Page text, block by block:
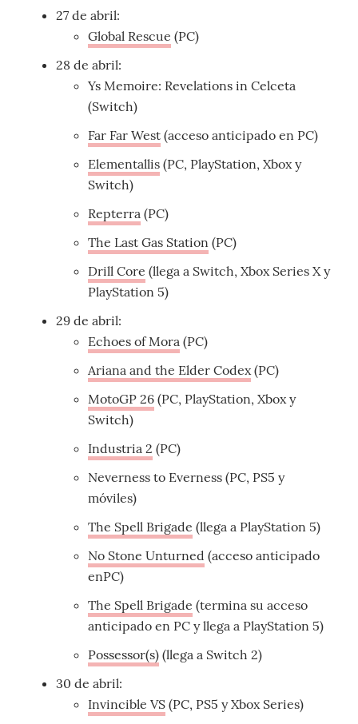
27 de abril:
Global Rescue (PC)
28 de abril:
Ys Memoire: Revelations in Celceta
(Switch)
Far Far West (acceso anticipado en PC)
Elementallis (PC, PlayStation, Xbox y
Switch)
Repterra (PC)
The Last Gas Station (PC)
Drill Core (llega a Switch, Xbox Series X y
PlayStation 5)
29 de abril:
Echoes of Mora (PC)
Ariana and the Elder Codex (PC)
MotoGP 26 (PC, PlayStation, Xbox y
Switch)
Industria 2 (PC)
Neverness to Everness (PC, PS5 y
móviles)
The Spell Brigade (llega a PlayStation 5)
No Stone Unturned (acceso anticipado
enPC)
The Spell Brigade (termina su acceso
anticipado en PC y llega a PlayStation 5)
Possessor(s) (llega a Switch 2)
30 de abril:
Invincible VS (PC, PS5 y Xbox Series)